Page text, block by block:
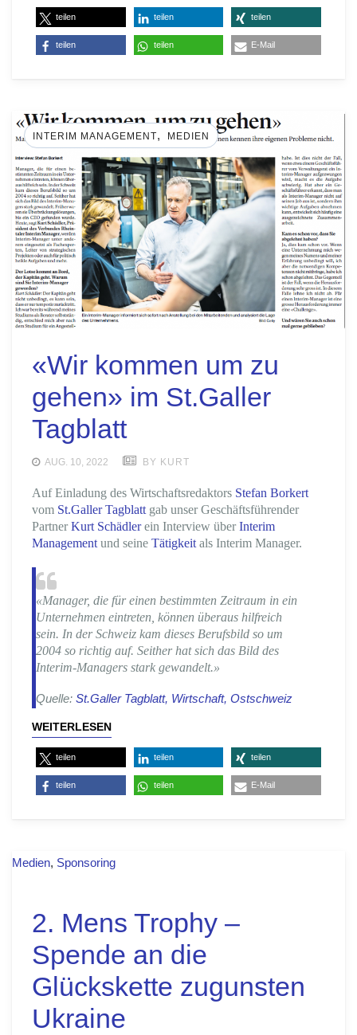
teilen teilen teilen
teilen teilen E-Mail
INTERIM MANAGEMENT, MEDIEN
«Wir kommen um zu
gehen» im St.Galler
Tagblatt
AUG. 10, 2022 BY KURT
Auf Einladung des Wirtschaftsredaktors Stefan Borkert
vom St.Galler Tagblattgab unser Geschäftsführender
PartnerKurt Schädlerein Interview überInterim
Managementund seine Tätigkeitals Interim Manager.
«Manager, die für einen bestimmten Zeitraum in ein
Unternehmen eintreten, können überaus hilfreich
sein. In der Schweiz kam dieses Berufsbild so um
2004 so richtig auf. Seither hat sich das Bild des
Interim-Managers stark gewandelt.»
Quelle: St.Galler Tagblatt, Wirtschaft, Ostschweiz
WEITERLESEN
teilen teilen teilen
teilen teilen E-Mail
Medien, Sponsoring
2. Mens Trophy –
Spende an die
Glückskette zugunsten
Ukraine